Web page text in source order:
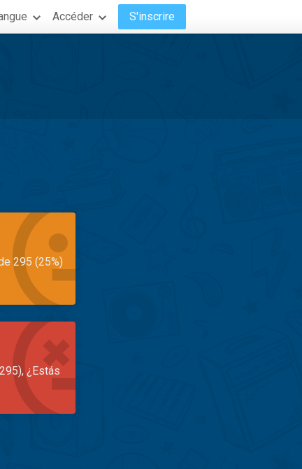
Accéder S'inscrire
295 (25%)
¿Estás